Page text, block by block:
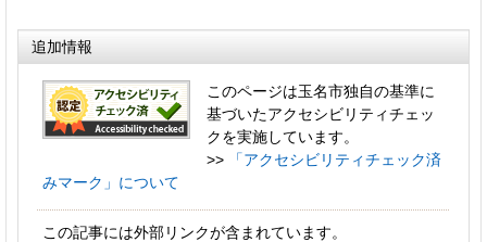
追加情報
このページは玉名市独自の基準に
基づいたアクセシビリティチェッ
クを実施しています。
>>
「アクセシビリティチェック済
みマーク」について
この記事には外部リンクが含まれています。